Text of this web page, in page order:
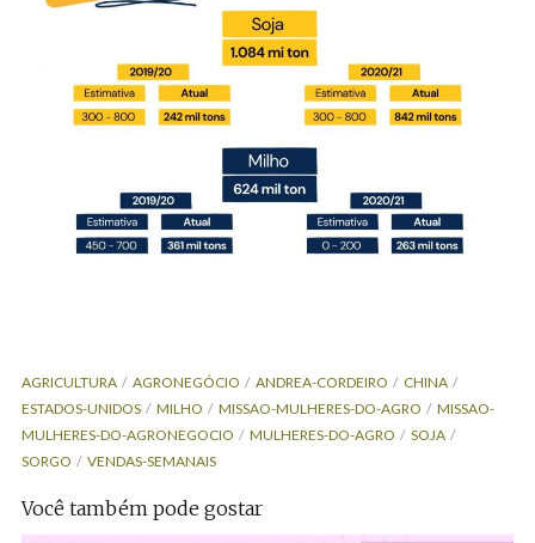
AGRICULTURA AGRONEGÓCIO ANDREA-CORDEIRO
CHINA
ESTADOS-UNIDOS
MILHO MISSAO-MULHERES-DO-AGRO
MISSAO-
MULHERES-DO-AGRONEGOCIO
MULHERES-DO-AGRO
SOJA
SORGO
VENDAS-SEMANAIS
Você também pode gostar